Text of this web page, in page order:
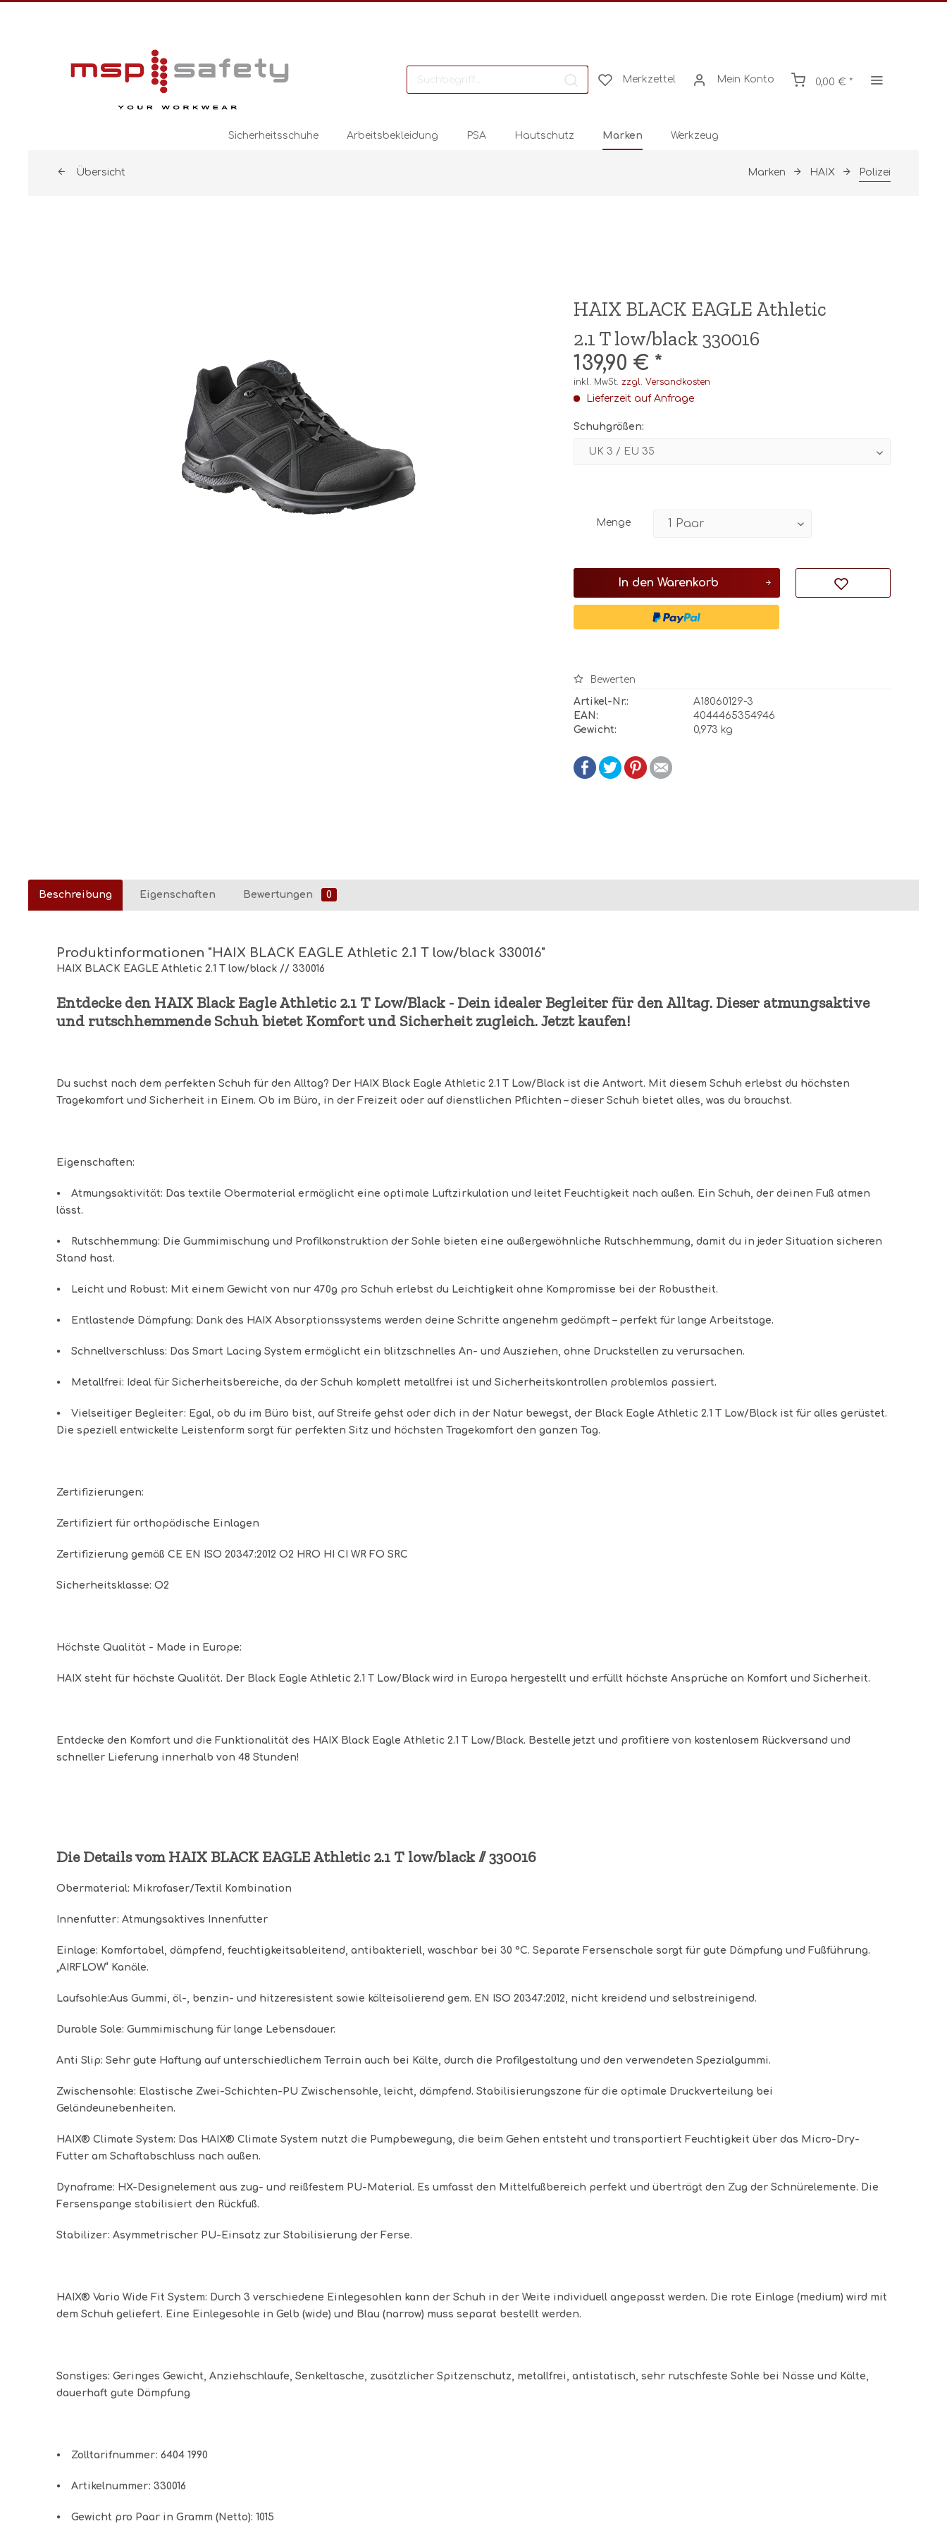
Merkzettel Mein Konto 0,00 € *
Sicherheitsschuhe Arbeitsbekleidung PSA Hautschutz Marken Werkzeug
Übersicht Marken HAIX Polizei
HAIX BLACK EAGLE Athletic
2.1 T low/black 330016
139,90 € *
inkl. MwSt.zzgl. Versandkosten
Lieferzeit auf Anfrage
Schuhgrößen:
Menge
In den Warenkorb
Bewerten
Artikel-Nr.:
A18060129-3
EAN:
4044465354946
Gewicht:
0,973 kg
Beschreibung Eigenschaften Bewertungen 0
Produktinformationen "HAIX BLACK EAGLE Athletic 2.1 T low/black 330016"
HAIX BLACK EAGLE Athletic 2.1 T low/black // 330016
Entdecke den HAIX Black Eagle Athletic 2.1 T Low/Black - Dein idealer Begleiter für den Alltag. Dieser atmungsaktive
und rutschhemmende Schuh bietet Komfort und Sicherheit zugleich. Jetzt kaufen!
Du suchst nach dem perfekten Schuh für den Alltag? Der HAIX Black Eagle Athletic 2.1 T Low/Black ist die Antwort. Mit diesem Schuh erlebst du höchsten
Tragekomfort und Sicherheit in Einem. Ob im Büro, in der Freizeit oder auf dienstlichen Pflichten – dieser Schuh bietet alles, was du brauchst.
Eigenschaften:
⦁ Atmungsaktivität: Das textile Obermaterial ermöglicht eine optimale Luftzirkulation und leitet Feuchtigkeit nach außen. Ein Schuh, der deinen Fuß atmen
lässt.
⦁ Rutschhemmung: Die Gummimischung und Profilkonstruktion der Sohle bieten eine außergewöhnliche Rutschhemmung, damit du in jeder Situation sicheren
Stand hast.
⦁ Leicht und Robust: Mit einem Gewicht von nur 470g pro Schuh erlebst du Leichtigkeit ohne Kompromisse bei der Robustheit.
⦁ Entlastende Dämpfung: Dank des HAIX Absorptionssystems werden deine Schritte angenehm gedämpft – perfekt für lange Arbeitstage.
⦁ Schnellverschluss: Das Smart Lacing System ermöglicht ein blitzschnelles An- und Ausziehen, ohne Druckstellen zu verursachen.
⦁ Metallfrei: Ideal für Sicherheitsbereiche, da der Schuh komplett metallfrei ist und Sicherheitskontrollen problemlos passiert.
⦁ Vielseitiger Begleiter: Egal, ob du im Büro bist, auf Streife gehst oder dich in der Natur bewegst, der Black Eagle Athletic 2.1 T Low/Black ist für alles gerüstet.
Die speziell entwickelte Leistenform sorgt für perfekten Sitz und höchsten Tragekomfort den ganzen Tag.
Zertifizierungen:
Zertifiziert für orthopädische Einlagen
Zertifizierung gemäß CE EN ISO 20347:2012 O2 HRO HI CI WR FO SRC
Sicherheitsklasse: O2
Höchste Qualität - Made in Europe:
HAIX steht für höchste Qualität. Der Black Eagle Athletic 2.1 T Low/Black wird in Europa hergestellt und erfüllt höchste Ansprüche an Komfort und Sicherheit.
Entdecke den Komfort und die Funktionalität des HAIX Black Eagle Athletic 2.1 T Low/Black. Bestelle jetzt und profitiere von kostenlosem Rückversand und
schneller Lieferung innerhalb von 48 Stunden!
Die Details vom HAIX BLACK EAGLE Athletic 2.1 T low/black // 330016
Obermaterial: Mikrofaser/Textil Kombination
Innenfutter: Atmungsaktives Innenfutter
Einlage: Komfortabel, dämpfend, feuchtigkeitsableitend, antibakteriell, waschbar bei 30 °C. Separate Fersenschale sorgt für gute Dämpfung und Fußführung.
„AIRFLOW“ Kanäle.
Laufsohle:Aus Gummi, öl-, benzin- und hitzeresistent sowie kälteisolierend gem. EN ISO 20347:2012, nicht kreidend und selbstreinigend.
Durable Sole: Gummimischung für lange Lebensdauer.
Anti Slip: Sehr gute Haftung auf unterschiedlichem Terrain auch bei Kälte, durch die Profilgestaltung und den verwendeten Spezialgummi.
Zwischensohle: Elastische Zwei-Schichten-PU Zwischensohle, leicht, dämpfend. Stabilisierungszone für die optimale Druckverteilung bei
Geländeunebenheiten.
HAIX® Climate System: Das HAIX® Climate System nutzt die Pumpbewegung, die beim Gehen entsteht und transportiert Feuchtigkeit über das Micro-Dry-
Futter am Schaftabschluss nach außen.
Dynaframe: HX-Designelement aus zug- und reißfestem PU-Material. Es umfasst den Mittelfußbereich perfekt und überträgt den Zug der Schnürelemente. Die
Fersenspange stabilisiert den Rückfuß.
Stabilizer: Asymmetrischer PU-Einsatz zur Stabilisierung der Ferse.
HAIX® Vario Wide Fit System: Durch 3 verschiedene Einlegesohlen kann der Schuh in der Weite individuell angepasst werden. Die rote Einlage (medium) wird mit
dem Schuh geliefert. Eine Einlegesohle in Gelb (wide) und Blau (narrow) muss separat bestellt werden.
Sonstiges: Geringes Gewicht, Anziehschlaufe, Senkeltasche, zusätzlicher Spitzenschutz, metallfrei, antistatisch, sehr rutschfeste Sohle bei Nässe und Kälte,
dauerhaft gute Dämpfung
⦁ Zolltarifnummer: 6404 1990
⦁ Artikelnummer: 330016
⦁ Gewicht pro Paar in Gramm (Netto): 1015